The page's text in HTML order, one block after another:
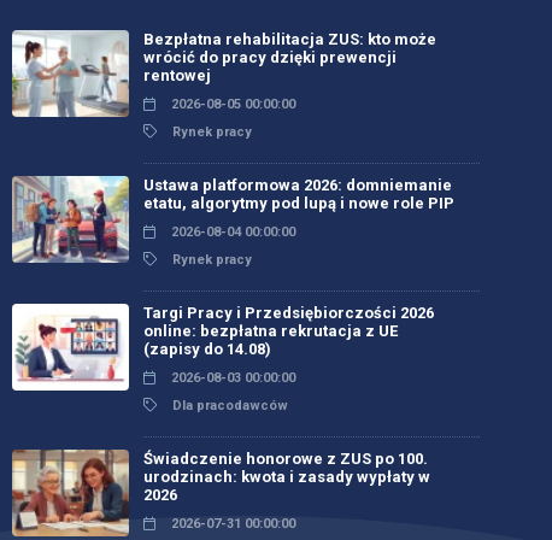
Bezpłatna rehabilitacja ZUS: kto może
wrócić do pracy dzięki prewencji
rentowej
2026-08-05 00:00:00
Rynek pracy
Ustawa platformowa 2026: domniemanie
etatu, algorytmy pod lupą i nowe role PIP
2026-08-04 00:00:00
Rynek pracy
Targi Pracy i Przedsiębiorczości 2026
online: bezpłatna rekrutacja z UE
(zapisy do 14.08)
2026-08-03 00:00:00
Dla pracodawców
Świadczenie honorowe z ZUS po 100.
urodzinach: kwota i zasady wypłaty w
2026
2026-07-31 00:00:00